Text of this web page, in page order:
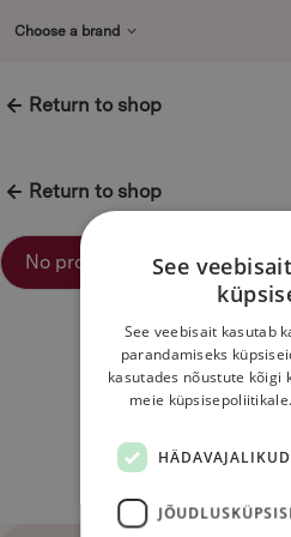
toChoose a brand
Return to shop
Return to shop
No products were found
See
See veebisait kasutab
parandamiseks
kasutades nõustute kõigi
meie küpsisepoliitikale.